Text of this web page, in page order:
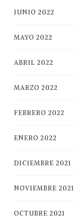
JUNIO 2022
MAYO 2022
ABRIL 2022
MARZO 2022
FEBRERO 2022
ENERO 2022
DICIEMBRE 2021
NOVIEMBRE 2021
OCTUBRE 2021